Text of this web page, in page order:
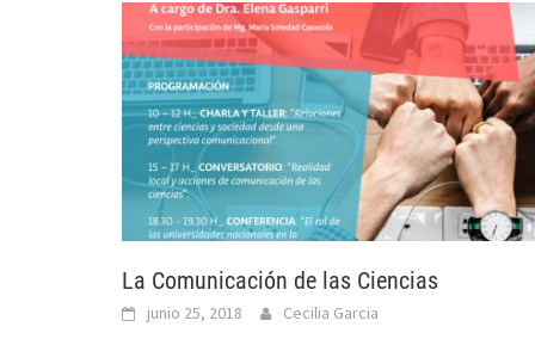
La Comunicación de las Ciencias
junio 25, 2018 Cecilia Garcia